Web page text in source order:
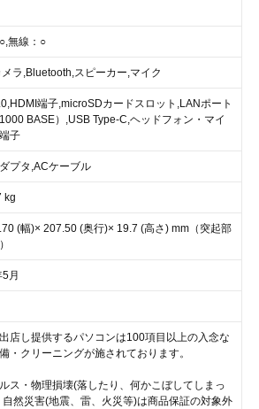
無線：○
ラ,Bluetooth,スピーカー,マイク
端子,microSDカードスロット,LANポート
1000 BASE）,USB Type-C,ヘッドフォン・マイ
子
プタ,ACケーブル
kg
(幅)× 207.50 (奥行)× 19.7 (高さ) mm（突起部
月
店し提供するパソコンは100項目以上の入念な
・クリーニングが施されております。
ス・物理損壊(落したり、何かこぼしてしまっ
自然災害(地震、雷、火災等)は商品保証の対象外